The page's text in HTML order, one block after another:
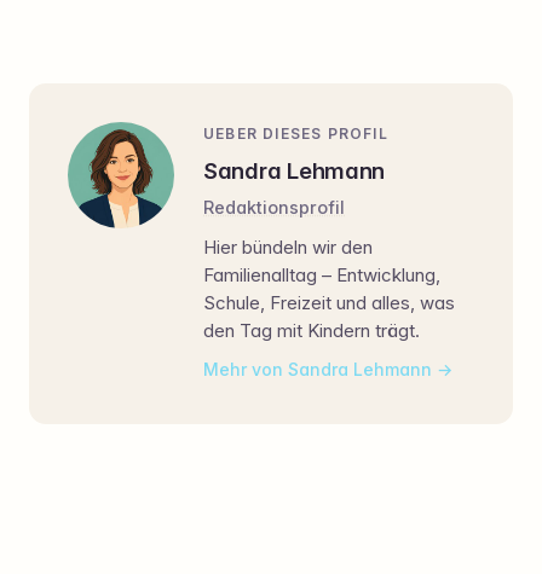
UEBER DIESES PROFIL
Sandra Lehmann
Redaktionsprofil
Hier bündeln wir den
Familienalltag – Entwicklung,
Schule, Freizeit und alles, was
den Tag mit Kindern trägt.
Mehr von Sandra Lehmann